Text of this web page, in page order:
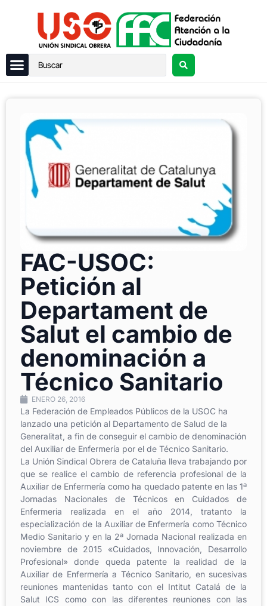
FAC-USOC:
Petición al
Departament de
Salut el cambio de
denominación a
Técnico Sanitario
ENERO 26, 2016
La Federación de Empleados Públicos de la USOC ha
lanzado una petición al Departamento de Salud de la
Generalitat, a fin de conseguir el cambio de denominación
del Auxiliar de Enfermería por el de Técnico Sanitario.
La Unión Sindical Obrera de Cataluña lleva trabajando por
que se realice el cambio de referencia profesional de la
Auxiliar de Enfermería como ha quedado patente en las 1ª
Jornadas Nacionales de Técnicos en Cuidados de
Enfermeria realizada en el año 2014, tratanto la
especialización de la Auxiliar de Enfermería como Técnico
Medio Sanitario y en la 2ª Jornada Nacional realizada en
noviembre de 2015 «Cuidados, Innovación, Desarrollo
Profesional» donde queda patente la realidad de la
Auxiliar de Enfermería a Técnico Sanitario, en sucesivas
reuniones mantenidas tanto con el Intitut Catalá de la
Salut ICS como con las diferentes reuniones con las